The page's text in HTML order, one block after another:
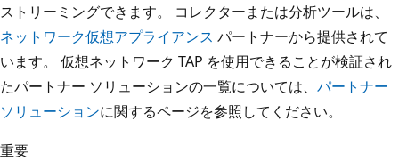
ストリーミングできます。 コレクターまたは分析ツールは、
ネットワーク仮想アプライアンス パートナーから提供されて
います。 仮想ネットワーク TAP を使用できることが検証され
たパートナー ソリューションの一覧については、 パートナー
ソリューションに関するページを参照してください。
重要